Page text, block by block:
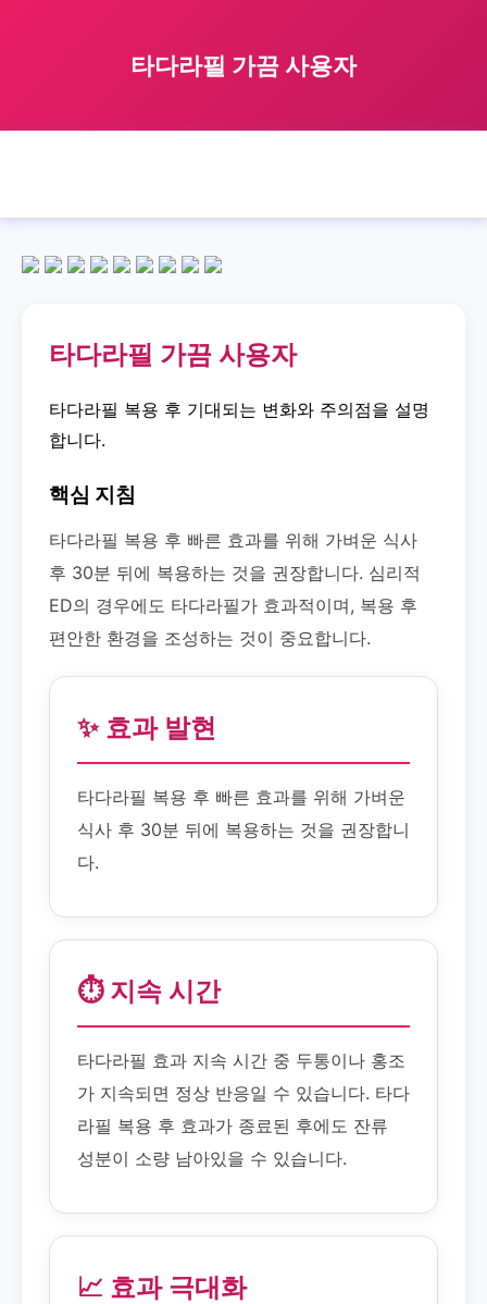
타다라필 가끔 사용자
타다라필 가끔 사용자
타다라필 복용 후 기대되는 변화와 주의점을 설명
합니다.
핵심 지침
타다라필 복용 후 빠른 효과를 위해 가벼운 식사
후 30분 뒤에 복용하는 것을 권장합니다. 심리적
ED의 경우에도 타다라필가 효과적이며, 복용 후
편안한 환경을 조성하는 것이 중요합니다.
✨ 효과 발현
타다라필 복용 후 빠른 효과를 위해 가벼운
식사 후 30분 뒤에 복용하는 것을 권장합니
다.
⏱️ 지속 시간
타다라필 효과 지속 시간 중 두통이나 홍조
가 지속되면 정상 반응일 수 있습니다. 타다
라필 복용 후 효과가 종료된 후에도 잔류
성분이 소량 남아있을 수 있습니다.
📈 효과 극대화